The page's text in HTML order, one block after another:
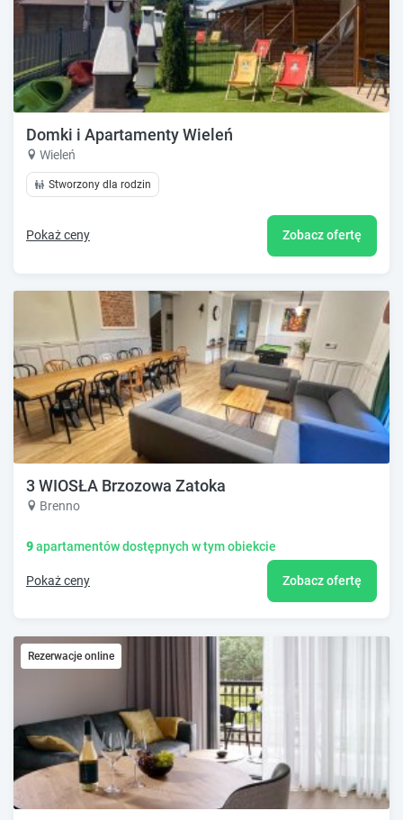
Domki i Apartamenty Wieleń
Wieleń
Stworzony dla rodzin
Pokaż ceny Zobacz ofertę
3 WIOSŁA Brzozowa Zatoka
Brenno
9apartamentów dostępnych w tym obiekcie
Pokaż ceny Zobacz ofertę
Rezerwacje online